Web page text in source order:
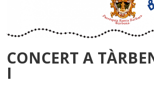
CONCERT A
I